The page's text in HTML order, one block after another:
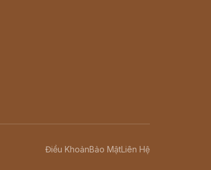
Điều KhoảnBảo MậtLiên Hệ